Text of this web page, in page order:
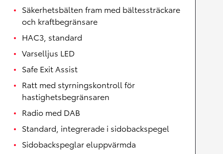
Säkerhetsbälten fram med bältessträckare
och kraftbegränsare
HAC3, standard
Varselljus LED
Safe Exit Assist
Ratt med styrningskontroll för
hastighetsbegränsaren
Radio med DAB
Standard, integrerade i sidobackspegel
Sidobackspeglar eluppvärmda